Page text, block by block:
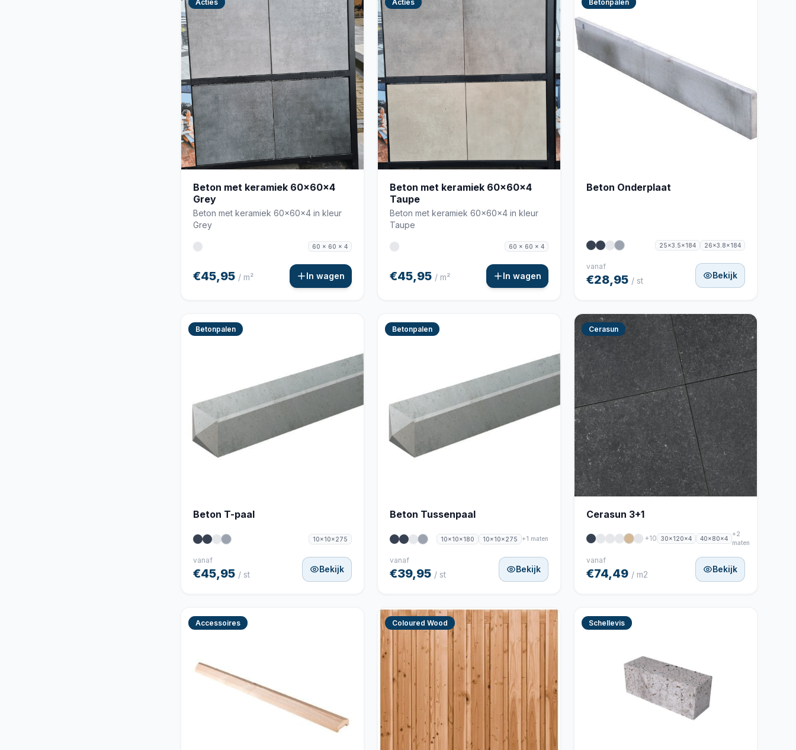
Acties
Beton met keramiek 60x60x4
Grey
Beton met keramiek 60x60x4 in kleur
Grey
60 x 60 x 4
€45,95 / m² In wagen
Acties
Beton met keramiek 60x60x4
Taupe
Beton met keramiek 60x60x4 in kleur
Taupe
60 x 60 x 4
€45,95 / m² In wagen
Betonpalen
Beton Onderplaat
25x3.5x184 26x3.8x184
vanaf
€28,95 / st
Bekijk
Betonpalen
Beton T-paal
10x10x275
vanaf
€45,95 / st
Bekijk
Betonpalen
Beton Tussenpaal
10x10x180 10x10x275 +1 maten
vanaf
€39,95 / st
Bekijk
Cerasun
Cerasun 3+1
+10 30x120x4 40x80x4
+2
maten
vanaf
€74,49 / m2
Bekijk
Accessoires Coloured Wood Schellevis